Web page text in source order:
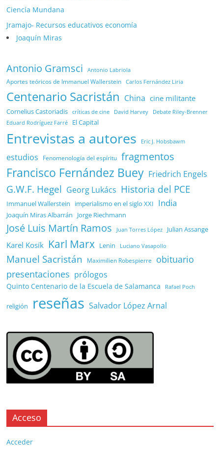
Ciencía Mundana
Jramajo- Recursos educativos economía
Joaquín Miras
Antonio Gramsci Antonio Labriola
Aportes teóricos de Immanuel Wallerstein Carlos Fernández Liria
Centenario Sacristán China cine militante
Cornelius Castoriadis críticas de cine David Harvey Debate Riley-Brenner
Eduard Rodríguez Farré El Capital
Entrevistas a autores Eric J. Hobsbawm
estudios Fenomenología del espíritu fragmentos
Francisco Fernández Buey Friedrich Engels
G.W.F. Hegel Georg Lukács Historia del PCE
Immanuel Wallerstein imperialismo en el siglo XXI India
Joaquín Miras Albarrán Jorge Riechmann
José Luis Martín Ramos Juan Torres López Julian Assange
Karel Kosík Karl Marx Lenin Luciano Vasapollo
Manuel Sacristán Maximilien Robespierre
obituario
presentaciones prólogos
Quinto Centenario de la Escuela de Salamanca Rafael Poch
religión reseñas Salvador López Arnal
Acceso
Acceder